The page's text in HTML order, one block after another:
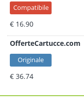
Compatibile
€ 16.90
OfferteCartucce.com
Originale
€ 36.74